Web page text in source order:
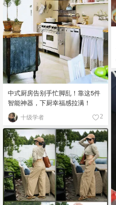
中式厨房告别手忙脚乱！靠这5件
智能神器，下厨幸福感拉满！
十级学者 2